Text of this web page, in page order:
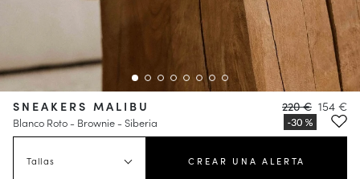
SNEAKERS MALIBU
Blanco Roto - Brownie - Siberia
220 € 154 €
Tallas CREAR UNA ALERTA